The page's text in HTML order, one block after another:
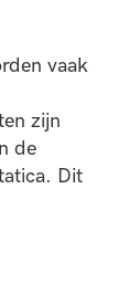
vaak
zijn
de
Dit